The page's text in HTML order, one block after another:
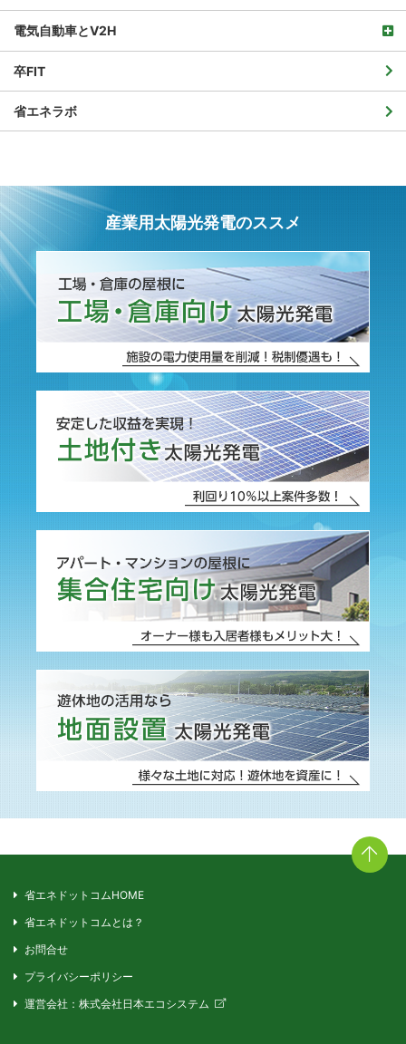
電気自動車とV2H
卒FIT
省エネラボ
産業用太陽光発電のススメ
省エネドットコムHOME
省エネドットコムとは？
お問合せ
プライバシーポリシー
運営会社：株式会社日本エコシステム